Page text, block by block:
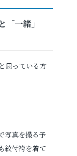
一緒」
思っている方
写真を撮る予
紋付袴を着て